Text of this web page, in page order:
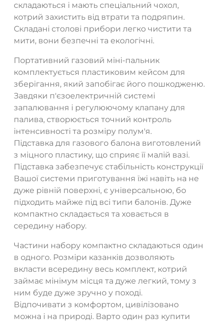
складаються і мають спеціальний чохол,
котрий захистить від втрати та подряпин.
Складані столові прибори легко чистити та
мити, вони безпечні та екологічні.
Портативний газовий міні-пальник
комплектується пластиковим кейсом для
зберігання, який запобігає його пошкодженю.
Завдяки п'єзоелектричній системі
запалювання і регулюючому клапану для
палива, створюється точний контроль
інтенсивності та розміру полум'я.
Підставка для газового балона виготовлений
з міцного пластику, що сприяє її малій вазі.
Підставка забезпечує стабільність конструкції
Вашої системи приготування їжі навіть на не
дуже рівній поверхні, є універсальною, бо
підходить майже під всі типи балонів. Дуже
компактно складається та ховається в
середину набору.
Частини набору компактно складаються один
в одного. Розміри казанків дозволяють
вкласти всередину весь комплект, котрий
займає мінімум місця та дуже легкий, тому з
ним буде дуже зручно у поході.
Відпочивати з комфортом, цивілізовано
можна і на природі. Варто один раз купити